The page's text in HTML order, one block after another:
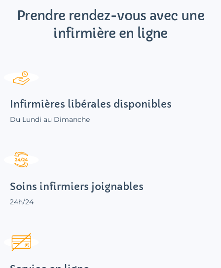
Prendre rendez-vous avec une
infirmière en ligne
Infirmières libérales disponibles
Du Lundi au Dimanche
Soins infirmiers joignables
24h/24